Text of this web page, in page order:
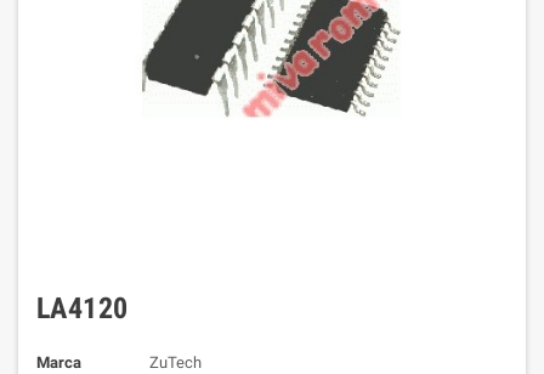
LA4120
Marca
ZuTech